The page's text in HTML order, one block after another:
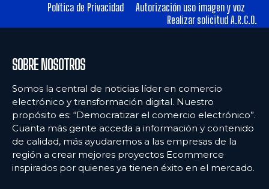
Política de Privacidad
Autorización uso imagen y voz
Realizar solicitud A.R.C.O.
SOBRE NOSOTROS
Somos la central de noticias líder en comercio
electrónico y transformación digital. Nuestro
propósito es: “Democratizar el comercio electrónico”.
Cuanta más gente acceda a información y contenido
de calidad, más ayudaremos a las empresas de la
región a crear mejores proyectos Ecommerce
inspirados por quienes ya tienen éxito en el mercado.